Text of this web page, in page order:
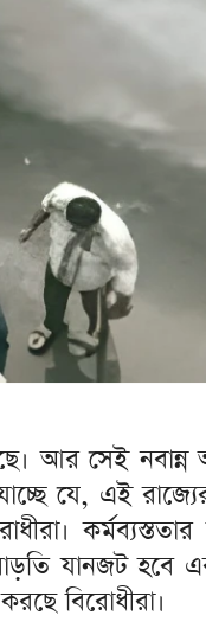
আর সেই নবান্ন
যে, এই
কর্মব্যস্ততার
যানজট হবে
বিরোধীরা।